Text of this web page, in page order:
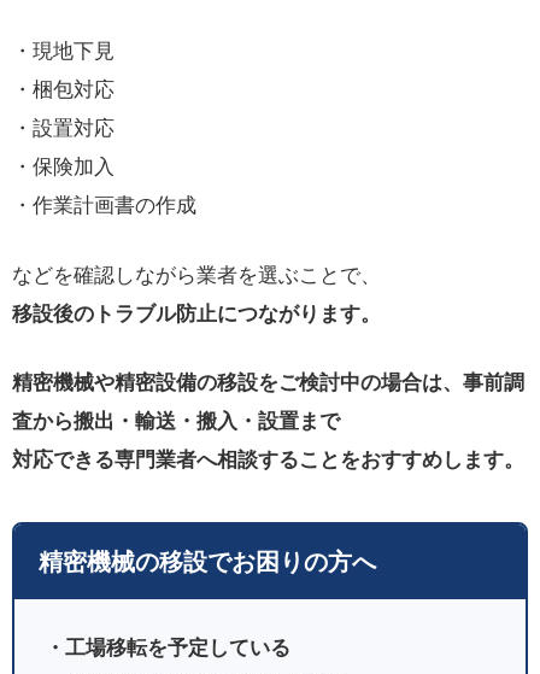
・現地下見
・梱包対応
・設置対応
・保険加入
・作業計画書の作成
などを確認しながら業者を選ぶことで、
移設後のトラブル防止につながります。
精密機械や精密設備の移設をご検討中の場合は、事前調
査から搬出・輸送・搬入・設置まで
対応できる専門業者へ相談することをおすすめします。
精密機械の移設でお困りの方へ
・工場移転を予定している